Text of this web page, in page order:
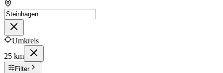
Umkreis
25 km
Filter